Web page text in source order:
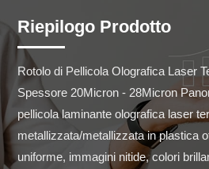
Riepilogo Prodotto
Rotolo di Pellicola Olografica Laser
Spessore 20Micron - 28Micron
pellicola laminante olografica laser
metallizzata/metallizzata in plastica
uniforme, immagini nitide, colori